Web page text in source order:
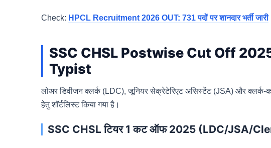
Check: HPCL Recruitment 2026 OUT: 731 पदों पर शानदार भर्ती जारी
SSC CHSL Postwise Cut Off
Typist
लोअर डिवीजन क्लर्क (LDC), जूनियर सेक्रेटेरिएट असिस्टेंट (JSA) और क्लर्क-
हेतु शॉर्टलिस्ट किया गया है।
SSC CHSL टियर 1 कट ऑफ 2025 (LDC/JSA/